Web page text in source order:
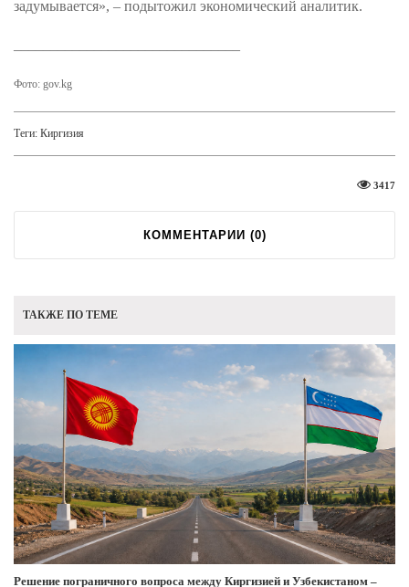
задумывается», – подытожил экономический аналитик.
Фото: gov.kg
Теги: Киргизия
3417
КОММЕНТАРИИ (0)
ТАКЖЕ ПО ТЕМЕ
Решение пограничного вопроса между Киргизией и Узбекистаном –